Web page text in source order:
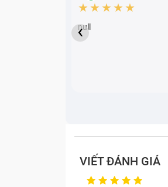
★★★★★
null
‹
VIẾT ĐÁNH GIÁ